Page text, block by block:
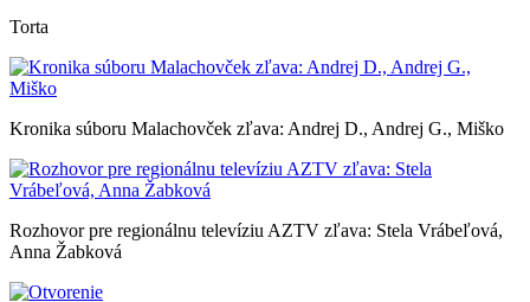
Torta
Kronika súboru Malachovček zľava: Andrej D., Andrej G., Miško
Rozhovor pre regionálnu televíziu AZTV zľava: Stela Vrábeľová,
Anna Žabková